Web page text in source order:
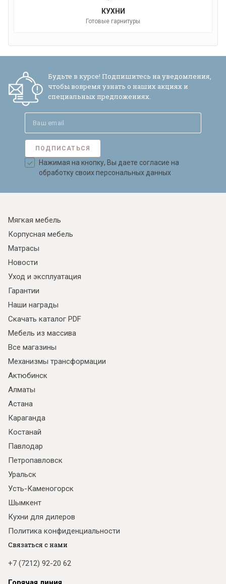
КУХНИ
Готовые гарнитуры
Будьте в курсе! Подпишитесь на уведомления,
чтобы вовремя узнать о наших акциях и
специальных предложениях.
ПОДПИСАТЬСЯ
Нажимая на кнопку, Вы даете согласие на
обработку своих персональных данных
Мягкая мебель
Корпусная мебель
Матрасы
Новости
Уход и эксплуатация
Гарантии
Наши награды
Скачать каталог PDF
Мебель из массива
Все магазины
Механизмы трансформации
Актюбинск
Алматы
Астана
Караганда
Костанай
Павлодар
Петропавловск
Уральск
Усть-Каменогорск
Шымкент
Кухни для дилеров
Политика конфиденциальности
Связаться с нами
+7 (7212) 92-20 62